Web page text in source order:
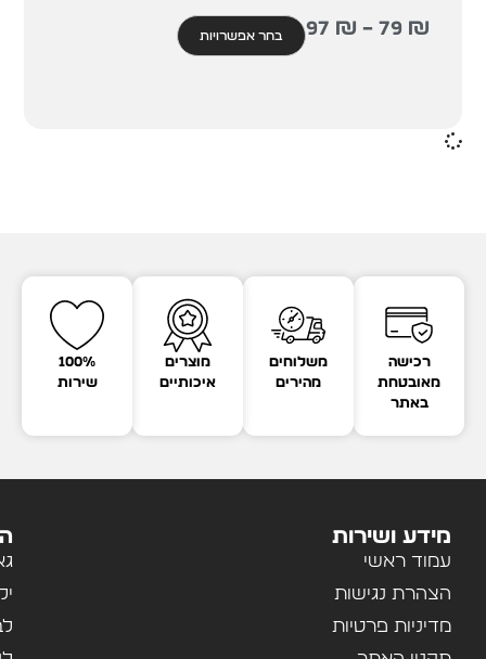
79 ₪
–
97 ₪ בחר אפשרויות
רכישה
מאובטחת
באתר
משלוחים
מהירים
מוצרים
איכותיים
100%
שירות
מידע ושירות
עמוד ראשי
הצהרת נגישות
מדיניות פרטיות